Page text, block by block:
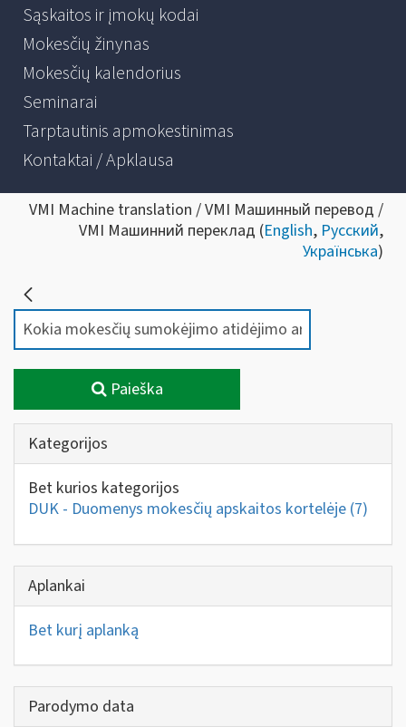
Sąskaitos ir įmokų kodai
Mokesčių žinynas
Mokesčių kalendorius
Seminarai
Tarptautinis apmokestinimas
Kontaktai / Apklausa
VMI Machine translation / VMI Машинный перевод /
VMI Машинний переклад (English, Русский,
Українська)
Paieška
Kategorijos
Bet kurios kategorijos
DUK - Duomenys mokesčių apskaitos kortelėje (7)
Aplankai
Bet kurį aplanką
Parodymo data